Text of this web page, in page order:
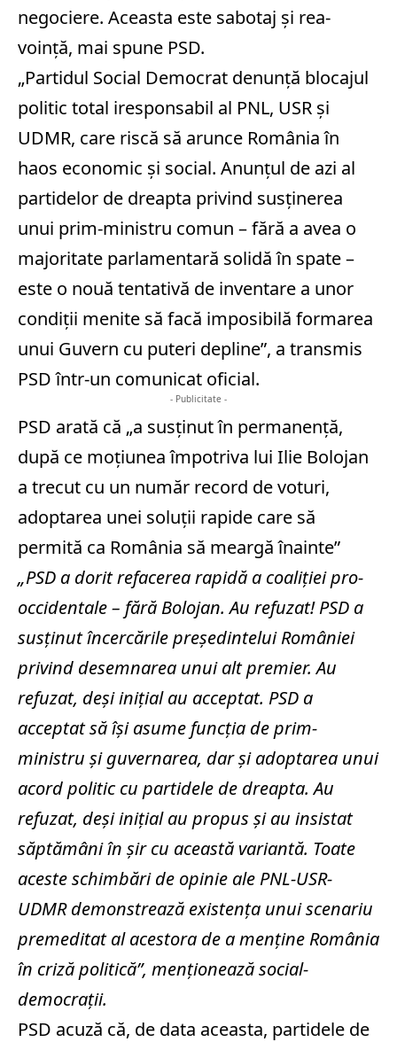
negociere. Aceasta este sabotaj şi rea-
voinţă, mai spune PSD.
„Partidul Social Democrat denunţă blocajul
politic total iresponsabil al PNL, USR şi
UDMR, care riscă să arunce România în
haos economic şi social. Anunţul de azi al
partidelor de dreapta privind susţinerea
unui prim-ministru comun – fără a avea o
majoritate parlamentară solidă în spate –
este o nouă tentativă de inventare a unor
condiţii menite să facă imposibilă formarea
unui Guvern cu puteri depline”, a transmis
PSD într-un comunicat oficial.
- Publicitate -
PSD arată că „a susţinut în permanenţă,
după ce moţiunea împotriva lui Ilie Bolojan
a trecut cu un număr record de voturi,
adoptarea unei soluţii rapide care să
permită ca România să meargă înainte”
„PSD a dorit refacerea rapidă a coaliţiei pro-
occidentale – fără Bolojan. Au refuzat! PSD a
susţinut încercările preşedintelui României
privind desemnarea unui alt premier. Au
refuzat, deşi iniţial au acceptat. PSD a
acceptat să îşi asume funcţia de prim-
ministru şi guvernarea, dar şi adoptarea unui
acord politic cu partidele de dreapta. Au
refuzat, deşi iniţial au propus şi au insistat
săptămâni în şir cu această variantă. Toate
aceste schimbări de opinie ale PNL-USR-
UDMR demonstrează existenţa unui scenariu
premeditat al acestora de a menţine România
în criză politică”, menţionează social-
democraţii.
PSD acuză că, de data aceasta, partidele de